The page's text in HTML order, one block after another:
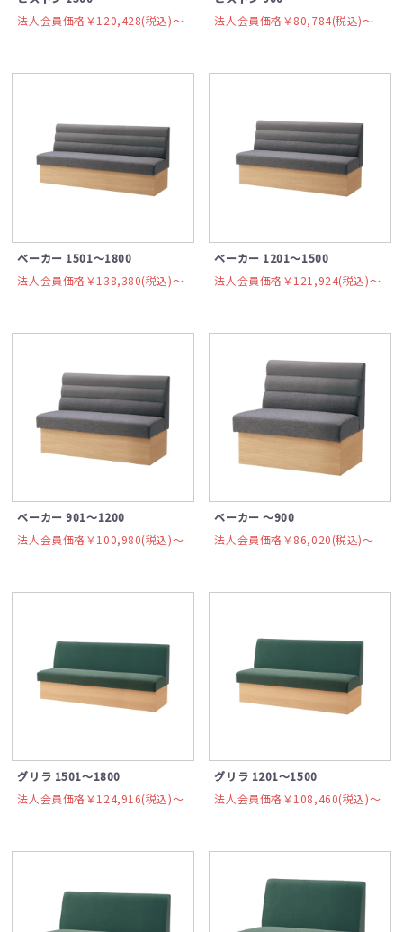
法人会員価格￥120,428(税込)〜
法人会員価格￥80,784(税込)〜
ベーカー 1501～1800
法人会員価格￥138,380(税込)〜
ベーカー 1201～1500
法人会員価格￥121,924(税込)〜
ベーカー 901～1200
法人会員価格￥100,980(税込)〜
ベーカー ～900
法人会員価格￥86,020(税込)〜
グリラ 1501～1800
法人会員価格￥124,916(税込)〜
グリラ 1201～1500
法人会員価格￥108,460(税込)〜